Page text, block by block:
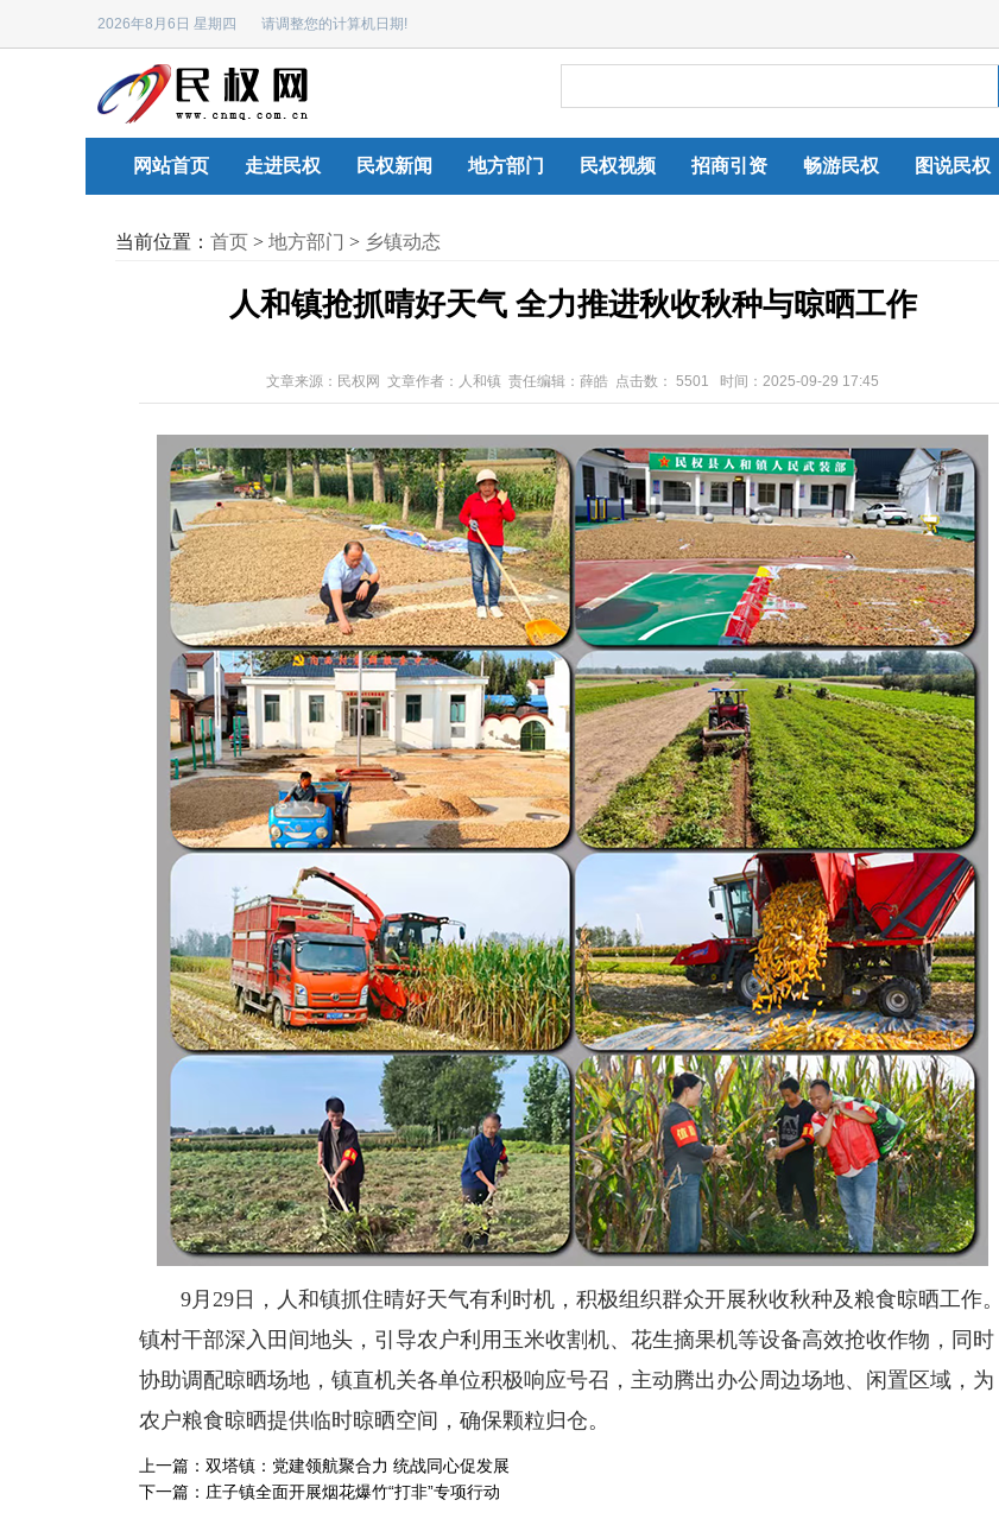
2026年8月6日 星期四 请调整您的计算机日期!
网站首页 走进民权 民权新闻 地方部门 民权视频 招商引资 畅游民权 图说民权
当前位置： 首页 > 地方部门 > 乡镇动态
人和镇抢抓晴好天气 全力推进秋收秋种与晾晒工作
文章来源：民权网 文章作者：人和镇 责任编辑：薛皓 点击数： 5501 时间：2025-09-29 17:45
9月29日，人和镇抓住晴好天气有利时机，积极组织群众开展秋收秋种及粮食晾晒工作。
镇村干部深入田间地头，引导农户利用玉米收割机、花生摘果机等设备高效抢收作物，同时
协助调配晾晒场地，镇直机关各单位积极响应号召，主动腾出办公周边场地、闲置区域，为
农户粮食晾晒提供临时晾晒空间，确保颗粒归仓。
上一篇： 双塔镇：党建领航聚合力 统战同心促发展
下一篇： 庄子镇全面开展烟花爆竹“打非”专项行动